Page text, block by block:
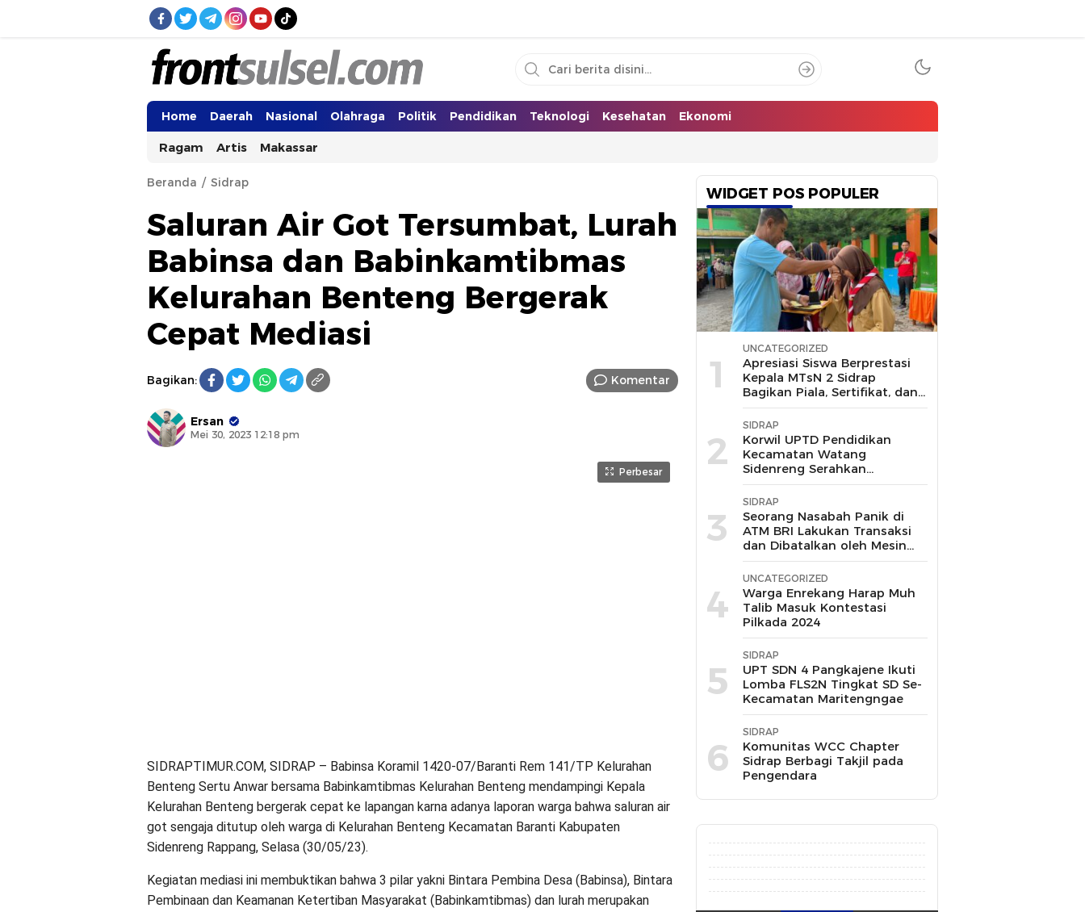
Frontsulsel.com
Terdepan Mengabarkan dari Sulawesi Selatan
Home Daerah Nasional Olahraga Politik Pendidikan Teknologi Kesehatan Ekonomi
Ragam Artis Makassar
Beranda Sidrap
Saluran Air Got Tersumbat, Lurah
Babinsa dan Babinkamtibmas
Kelurahan Benteng Bergerak
Cepat Mediasi
Bagikan: Komentar
Ersan
Mei 30, 2023 12:18 pm
Perbesar
SIDRAPTIMUR.COM, SIDRAP – Babinsa Koramil 1420-07/Baranti Rem 141/TP Kelurahan
Benteng Sertu Anwar bersama Babinkamtibmas Kelurahan Benteng mendampingi Kepala
Kelurahan Benteng bergerak cepat ke lapangan karna adanya laporan warga bahwa saluran air
got sengaja ditutup oleh warga di Kelurahan Benteng Kecamatan Baranti Kabupaten
Sidenreng Rappang, Selasa (30/05/23).
Kegiatan mediasi ini membuktikan bahwa 3 pilar yakni Bintara Pembina Desa (Babinsa), Bintara
Pembinaan dan Keamanan Ketertiban Masyarakat (Babinkamtibmas) dan lurah merupakan
WIDGET POS POPULER
1
UNCATEGORIZED
Apresiasi Siswa Berprestasi
Kepala MTsN 2 Sidrap
Bagikan Piala, Sertifikat, dan
Uang Pembinaan
2
SIDRAP
Korwil UPTD Pendidikan
Kecamatan Watang
Sidenreng Serahkan
Langsung Bantuan pada
Korban Kebakaran di Wala
Sidrap
3
SIDRAP
Seorang Nasabah Panik di
ATM BRI Lakukan Transaksi
dan Dibatalkan oleh Mesin
Tanpa Keluar Uang
4
UNCATEGORIZED
Warga Enrekang Harap Muh
Talib Masuk Kontestasi
Pilkada 2024
5
SIDRAP
UPT SDN 4 Pangkajene Ikuti
Lomba FLS2N Tingkat SD Se-
Kecamatan Maritengngae
6
SIDRAP
Komunitas WCC Chapter
Sidrap Berbagi Takjil pada
Pengendara